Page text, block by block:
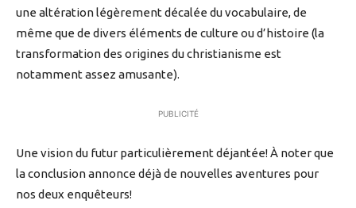
une altération légèrement décalée du vocabulaire, de
même que de divers éléments de culture ou d’histoire (la
transformation des origines du christianisme est
notamment assez amusante).
PUBLICITÉ
Une vision du futur particulièrement déjantée! À noter que
la conclusion annonce déjà de nouvelles aventures pour
nos deux enquêteurs!